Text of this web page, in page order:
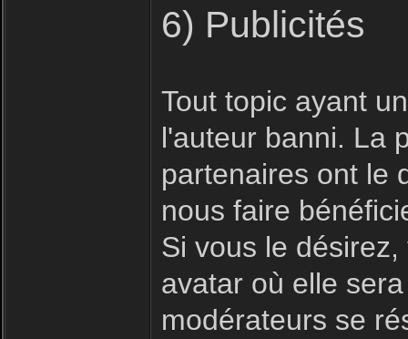
6) Publicités
Tout topic ayant
l'auteur banni. La
partenaires ont le
nous faire
Si vous le
avatar où elle
modérateurs se